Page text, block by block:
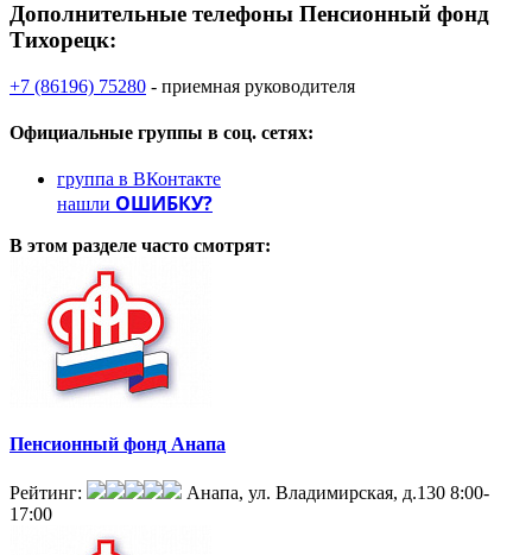
Дополнительные телефоны Пенсионный фонд
Тихорецк:
+7 (86196) 75280 - приемная руководителя
Официальные группы в соц. сетях:
группа в ВКонтакте
нашли ОШИБКУ?
В этом разделе часто смотрят:
Пенсионный фонд Анапа
Рейтинг: Анапа, ул. Владимирская, д.130 8:00-
17:00